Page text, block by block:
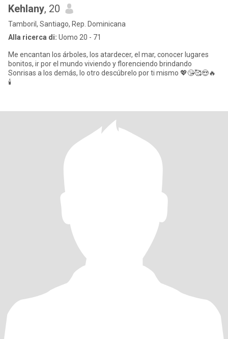
Kehlany, 20
Tamboril, Santiago, Rep. Dominicana
Alla ricerca di: Uomo 20 - 71
Me encantan los árboles, los atardecer, el mar, conocer lugares
bonitos, ir por el mundo viviendo y florenciendo brindando
Sonrisas a los demás, lo otro descúbrelo por ti mismo 💖😘🥰😍🔥
🕯️